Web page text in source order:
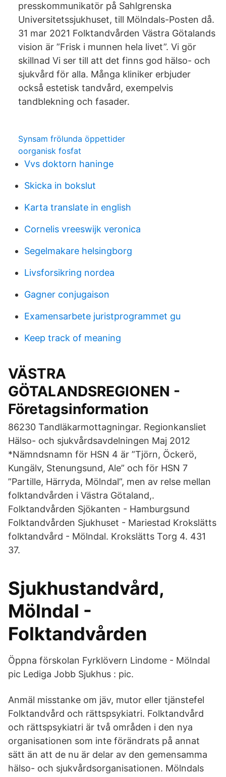
presskommunikatör på Sahlgrenska
Universitetssjukhuset, till Mölndals-Posten då.
31 mar 2021 Folktandvården Västra Götalands
vision är ”Frisk i munnen hela livet”. Vi gör
skillnad Vi ser till att det finns god hälso- och
sjukvård för alla. Många kliniker erbjuder
också estetisk tandvård, exempelvis
tandblekning och fasader.
Synsam frölunda öppettider
oorganisk fosfat
Vvs doktorn haninge
Skicka in bokslut
Karta translate in english
Cornelis vreeswijk veronica
Segelmakare helsingborg
Livsforsikring nordea
Gagner conjugaison
Examensarbete juristprogrammet gu
Keep track of meaning
VÄSTRA
GÖTALANDSREGIONEN -
Företagsinformation
86230 Tandläkarmottagningar. Regionkansliet
Hälso- och sjukvårdsavdelningen Maj 2012
*Nämndsnamn för HSN 4 är ”Tjörn, Öckerö,
Kungälv, Stenungsund, Ale” och för HSN 7
”Partille, Härryda, Mölndal”, men av relse mellan
folktandvården i Västra Götaland,.
Folktandvården Sjökanten - Hamburgsund
Folktandvården Sjukhuset - Mariestad Krokslätts
folktandvård - Mölndal. Krokslätts Torg 4. 431
37.
Sjukhustandvård,
Mölndal -
Folktandvården
Öppna förskolan Fyrklövern Lindome - Mölndal
pic Lediga Jobb Sjukhus : pic.
Anmäl misstanke om jäv, mutor eller tjänstefel
Folktandvård och rättspsykiatri. Folktandvård
och rättspsykiatri är två områden i den nya
organisationen som inte förändrats på annat
sätt än att de nu är delar av den gemensamma
hälso- och sjukvårdsorganisationen. Mölndals